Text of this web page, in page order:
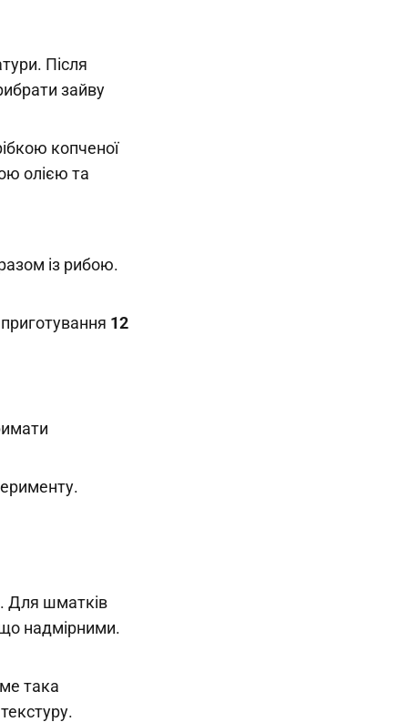
Після
зайву
копченої
олією та
із рибою.
12
Для шматків
надмірними.
така